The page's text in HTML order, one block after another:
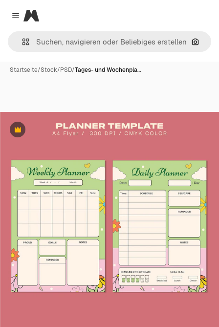
Close menu
Magnific
Nach
Startseite/Stock/PSD/Tages- und Wochenpla…
Premium